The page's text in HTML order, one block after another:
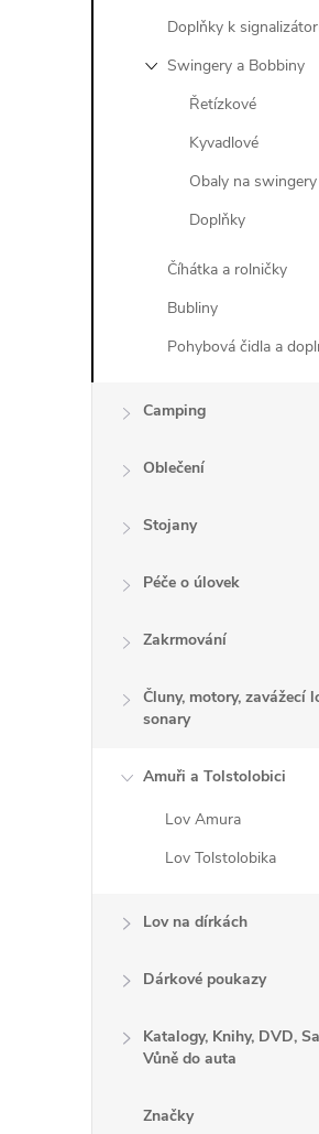
Doplňky k
Swingery a Bobbiny
Řetízkové
Kyvadlové
Obaly na swingery
Doplňky
Číhátka a rolničky
Bubliny
Pohybová čidla a
Camping
Oblečení
Stojany
Péče o úlovek
Zakrmování
Čluny, motory, zavážecí
sonary
Amuři a Tolstolobici
Lov Amura
Lov Tolstolobika
Lov na dírkách
Dárkové poukazy
Katalogy, Knihy, DVD,
Vůně do auta
Značky